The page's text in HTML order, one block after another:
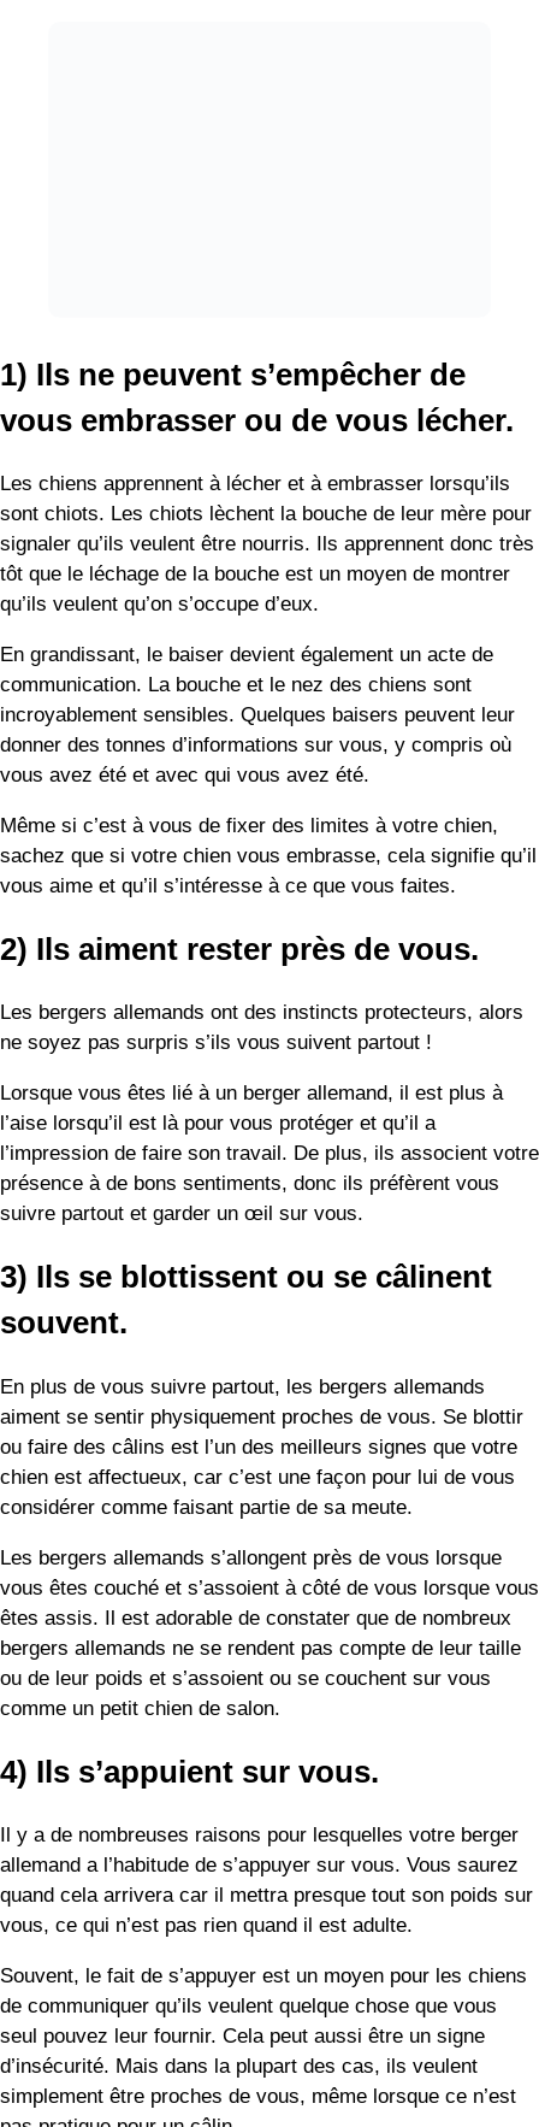
En grandissant, le baiser devient également un acte de
communication. La bouche et le nez des chiens sont
donner des tonnes d’informations sur vous, y compris où
vous avez été et avec qui vous avez été.
Même si c’est à vous de fixer des limites à votre chien,
sachez que si votre chien vous embrasse, cela signifie qu’il
vous aime et qu’il s’intéresse à ce que vous faites.
2) Ils aiment rester près de vous.
Les bergers allemands ont des instincts protecteurs, alors
ne soyez pas surpris s’ils vous suivent partout !
Lorsque vous êtes lié à un berger allemand, il est plus à
l’aise lorsqu’il est là pour vous protéger et qu’il a
l’impression de faire son travail. De plus, ils associent votre
suivre partout et garder un œil sur vous.
3) Ils se blottissent ou se câlinent
souvent.
En plus de vous suivre partout, les bergers allemands
aiment se sentir physiquement proches de vous. Se blottir
ou faire des câlins est l’un des meilleurs signes que votre
chien est affectueux, car c’est une façon pour lui de vous
Les bergers allemands s’allongent près de vous lorsque
vous êtes couché et s’assoient à côté de vous lorsque vous
bergers allemands ne se rendent pas compte de leur taille
ou de leur poids et s’assoient ou se couchent sur vous
comme un petit chien de salon.
4) Ils s’appuient sur vous.
Il y a de nombreuses raisons pour lesquelles votre berger
allemand a l’habitude de s’appuyer sur vous. Vous saurez
quand cela arrivera car il mettra presque tout son poids sur
vous, ce qui n’est pas rien quand il est adulte.
Souvent, le fait de s’appuyer est un moyen pour les chiens
seul pouvez leur fournir. Cela peut aussi être un signe
d’insécurité. Mais dans la plupart des cas, ils veulent
simplement être proches de vous, même lorsque ce n’est
pas pratique pour un câlin.
Quelle que soit la raison, l’appui est un geste affectueux qui
montre que votre chien vous fait confiance et qu’il est à
l’aise lorsque vous êtes à proximité.
5) Ils vous permettent de les prendre
dans vos bras.